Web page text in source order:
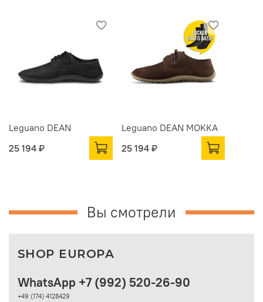
Leguano DEAN
25 194 ₽
Leguano DEAN MOKKA
25 194 ₽
Вы смотрели
WhatsApp +7 (992) 520-26-90
+49 (174) 4128429
SHOP EUROPA